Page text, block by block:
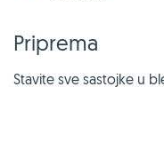
Priprema
Stavite sve sastojke u